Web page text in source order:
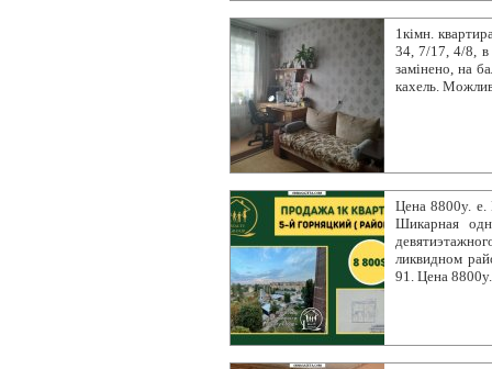
1кімн.
34, 7/17, 4/8, в
замінено, на
кахель.
Цена 8800у. е.
Шикарная
ликвидном
91. Цена